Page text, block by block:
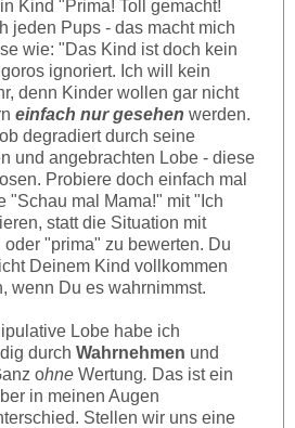
Kind "Prima! Toll gemacht!
jeden Pups - das macht mich
wie: "Das Kind ist doch kein
ignoriert. Ich will kein
denn Kinder wollen gar nicht
einfach nur gesehen werden.
degradiert durch seine
und angebrachten Lobe - diese
Probiere doch einfach mal
"Schau mal Mama!" mit "Ich
statt die Situation mit
"prima" zu bewerten. Du
Deinem Kind vollkommen
wenn Du es wahrnimmst.
Lobe habe ich
durch Wahrnehmen und
ohne Wertung. Das ist ein
in meinen Augen
Stellen wir uns eine